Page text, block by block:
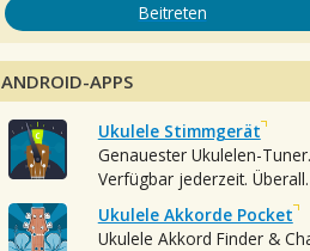
Beitreten
ANDROID-APPS
Ukulele Stimmgerät
Genauester Ukulelen-Tuner.
Verfügbar jederzeit. Überall.
Ukulele Akkorde Pocket
Ukulele Akkord Finder &